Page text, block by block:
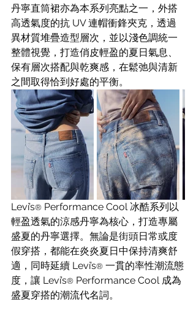
丹寧直筒裙亦為本系列亮點之一，外搭
高透氣度的抗 UV 連帽衝鋒夾克，透過
異材質堆疊造型層次，並以淺色調統一
整體視覺，打造俏皮輕盈的夏日氣息、
保有層次搭配與乾爽感，在鬆弛與清新
之間取得恰到好處的平衡。
Levi’s® Performance Cool 冰酷系列以
輕盈透氣的涼感丹寧為核心，打造專屬
盛夏的丹寧選擇。無論是街頭日常或度
假穿搭，都能在炎炎夏日中保持清爽舒
適，同時延續 Levi’s® 一貫的率性潮流態
度，讓 Levi’s® Performance Cool 成為
盛夏穿搭的潮流代名詞。